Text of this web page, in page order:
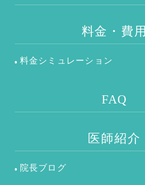
料金・費用
料金シミュレーション
FAQ
医師紹介
院長ブログ